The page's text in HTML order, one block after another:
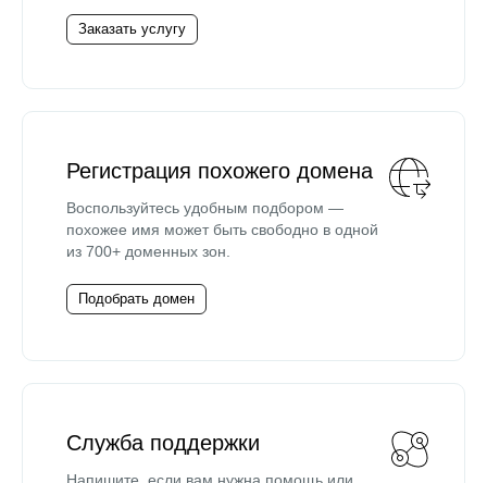
Заказать услугу
Регистрация похожего домена
Воспользуйтесь удобным подбором —
похожее имя может быть свободно в одной
из 700+ доменных зон.
Подобрать домен
Служба поддержки